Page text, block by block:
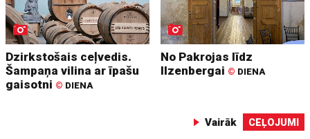
Dzirkstošais ceļvedis.
Šampaņa vilina ar īpašu
gaisotni © DIENA
No Pakrojas līdz
Ilzenbergai © DIENA
Vairāk CEĻOJUMI